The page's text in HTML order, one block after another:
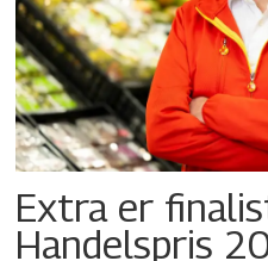
Extra er
Handelspris